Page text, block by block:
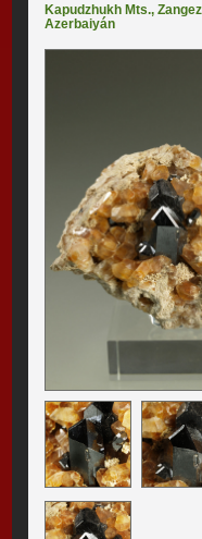
Kapudzhukh Mts.,
Azerbaiyán